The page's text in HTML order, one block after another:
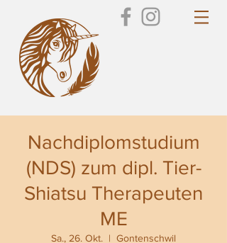
Nachdiplomstudium
(NDS) zum dipl. Tier-
Shiatsu Therapeuten
ME
Sa., 26. Okt.
  |
Gontenschwil